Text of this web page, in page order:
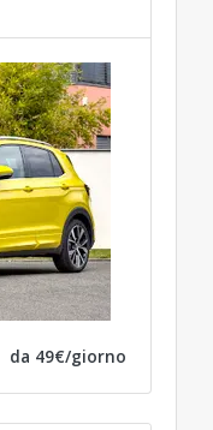
da 49€/giorno